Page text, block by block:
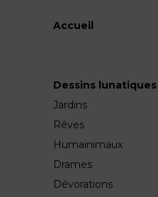
Accueil
Dessins lunatiques
Jardins
Rêves
Humainimaux
Drames
Dévorations